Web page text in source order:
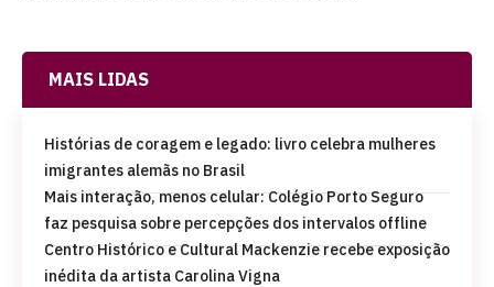
MAIS LIDAS
Histórias de coragem e legado: livro celebra mulheres
imigrantes alemãs no Brasil
Mais interação, menos celular: Colégio Porto Seguro
faz pesquisa sobre percepções dos intervalos offline
Centro Histórico e Cultural Mackenzie recebe exposição
inédita da artista Carolina Vigna